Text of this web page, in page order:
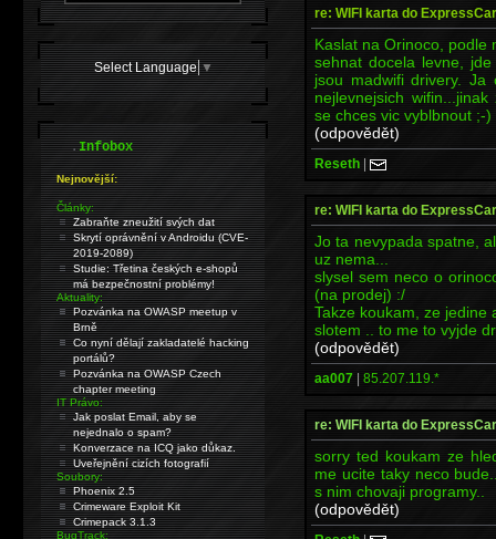
re: WIFI karta do
Kaslat na Orinoco, podle
sehnat docela levne,
jsou madwifi drivery.
nejlevnejsich
se chces vic vyblbnout ;-)
(odpovědět)
Reseth |
re: WIFI karta do
Jo ta nevypada spatne,
uz nema...
slysel sem neco o
(na prodej) :/
Takze koukam, ze jedine
slotem .. to me to vyjde
(odpovědět)
aa007 | 85.207.119.*
re: WIFI karta do
sorry ted koukam ze
me ucite taky neco
s nim chovaji programy..
(odpovědět)
Select Language ▼
.Infobox
Nejnovější:
Články:
Zabraňte zneužití svých dat
Skrytí oprávnění v Androidu (CVE-
2019-2089)
Studie: Třetina českých e-shopů
má bezpečnostní problémy!
Aktuality:
Pozvánka na OWASP meetup v
Brně
Co nyní dělají zakladatelé hacking
portálů?
Pozvánka na OWASP Czech
chapter meeting
IT Právo:
Jak poslat Email, aby se
nejednalo o spam?
Konverzace na ICQ jako důkaz.
Uveřejnění cizích fotografií
Soubory:
Phoenix 2.5
Crimeware Exploit Kit
Crimepack 3.1.3
BugTrack: